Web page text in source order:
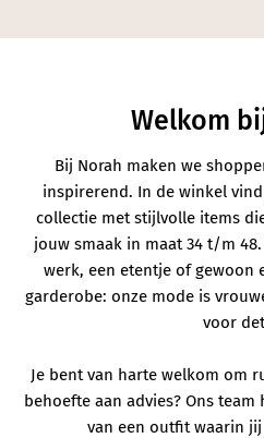
Welkom
Bij Norah maken we
inspirerend. In de winkel
collectie met stijlvolle items
jouw smaak in maat 34 t/m
werk, een etentje of gewoon
garderobe: onze mode is
voor
Je bent van harte welkom om
behoefte aan advies? Ons
van een outfit waarin